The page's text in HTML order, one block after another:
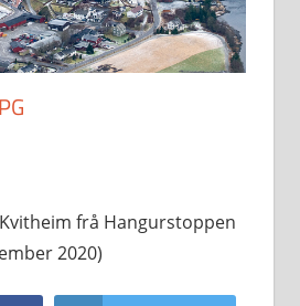
frå Hangurstoppen
2020)